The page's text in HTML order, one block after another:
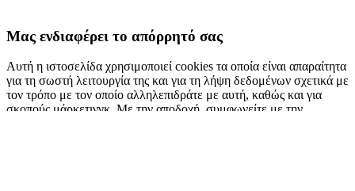
Μας ενδιαφέρει το απόρρητό σας
Αυτή η ιστοσελίδα χρησιμοποιεί cookies τα οποία είναι απαραίτητα
για τη σωστή λειτουργία της και για τη λήψη δεδομένων σχετικά με
τον τρόπο με τον οποίο αλληλεπιδράτε με αυτή, καθώς και για
σκοπούς μάρκετινγκ. Με την αποδοχή, συμφωνείτε με την